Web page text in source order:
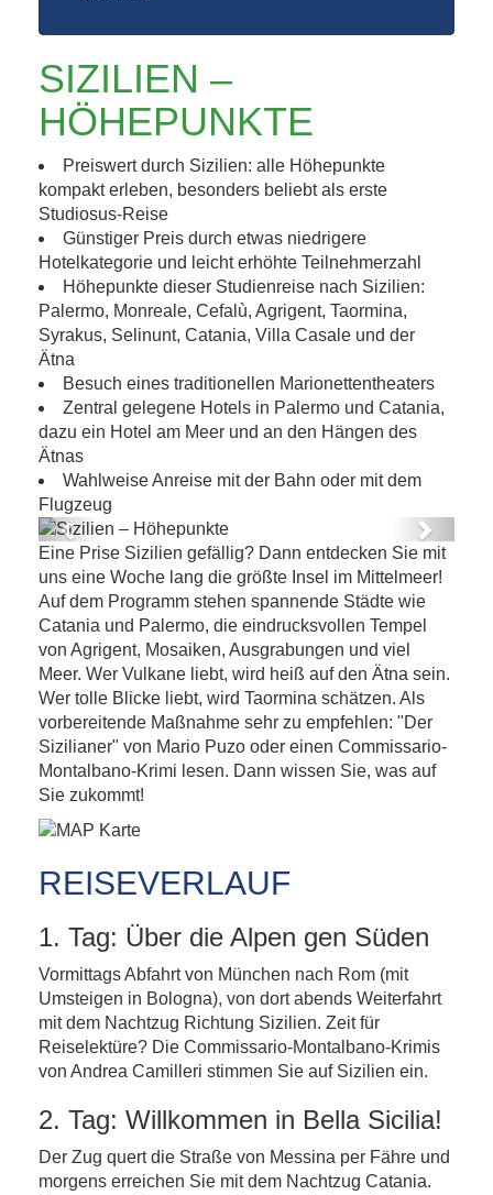
SIZILIEN –
HÖHEPUNKTE
Preiswert durch Sizilien: alle Höhepunkte
kompakt erleben, besonders beliebt als erste
Studiosus-Reise
Günstiger Preis durch etwas niedrigere
Hotelkategorie und leicht erhöhte Teilnehmerzahl
Höhepunkte dieser Studienreise nach Sizilien:
Palermo, Monreale, Cefalù, Agrigent, Taormina,
Syrakus, Selinunt, Catania, Villa Casale und der
Ätna
Besuch eines traditionellen Marionettentheaters
Zentral gelegene Hotels in Palermo und Catania,
dazu ein Hotel am Meer und an den Hängen des
Ätnas
Wahlweise Anreise mit der Bahn oder mit dem
Flugzeug
Sizilien – Höhepunkte
Previous Next
Eine Prise Sizilien gefällig? Dann entdecken Sie mit
uns eine Woche lang die größte Insel im Mittelmeer!
Auf dem Programm stehen spannende Städte wie
Catania und Palermo, die eindrucksvollen Tempel
von Agrigent, Mosaiken, Ausgrabungen und viel
Meer. Wer Vulkane liebt, wird heiß auf den Ätna sein.
Wer tolle Blicke liebt, wird Taormina schätzen. Als
vorbereitende Maßnahme sehr zu empfehlen: "Der
Sizilianer" von Mario Puzo oder einen Commissario-
Montalbano-Krimi lesen. Dann wissen Sie, was auf
Sie zukommt!
REISEVERLAUF
1. Tag: Über die Alpen gen Süden
Vormittags Abfahrt von München nach Rom (mit
Umsteigen in Bologna), von dort abends Weiterfahrt
mit dem Nachtzug Richtung Sizilien. Zeit für
Reiselektüre? Die Commissario-Montalbano-Krimis
von Andrea Camilleri stimmen Sie auf Sizilien ein.
2. Tag: Willkommen in Bella Sicilia!
Der Zug quert die Straße von Messina per Fähre und
morgens erreichen Sie mit dem Nachtzug Catania.